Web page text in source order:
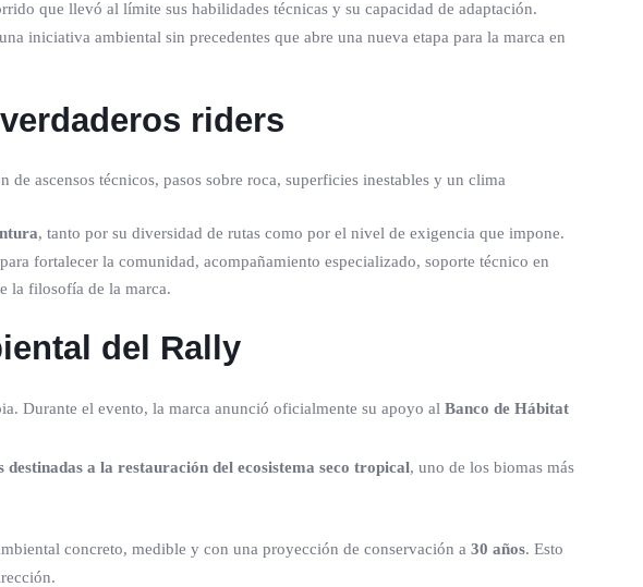
que llevó al límite sus habilidades técnicas y su capacidad de adaptación.
iniciativa ambiental sin precedentes que abre una nueva etapa para la marca en
riders
ascensos técnicos, pasos sobre roca, superficies inestables y un clima
, tanto por su diversidad de rutas como por el nivel de exigencia que impone.
fortalecer la comunidad, acompañamiento especializado, soporte técnico en
la filosofía de la marca.
del Rally
Durante el evento, la marca anunció oficialmente su apoyo al Banco de Hábitat
destinadas a la restauración del ecosistema seco tropical, uno de los biomas más
concreto, medible y con una proyección de conservación a 30 años. Esto